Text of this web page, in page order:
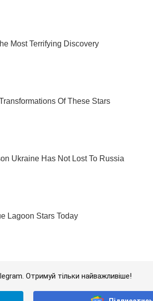
Отримуй тільки найважливіше!